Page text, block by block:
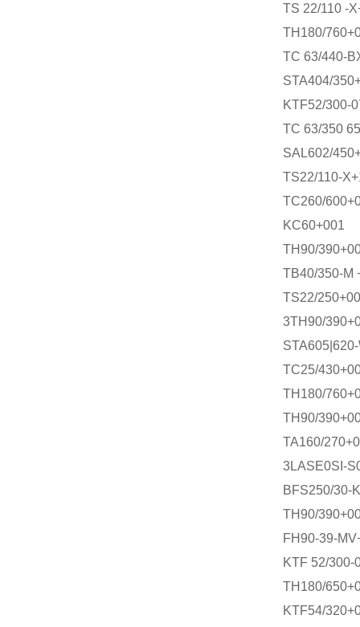
TS 22/110 -
TH180/
TC 63/440-
STA404/
KTF52/300-
TC 63/350
SAL602/
TS22/110-
TC260/
KC60+001
TH90/
TB40/350-M
TS22/
3TH90/
TC25/
TH180/
TH90/
TA160/
3LASE0SI-
BFS250/30-
TH90/
FH90-39-
KTF 52/300-
TH180/
KTF54/